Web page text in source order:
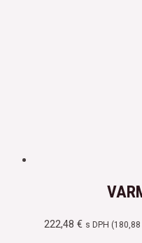
222,48€ s DPH (